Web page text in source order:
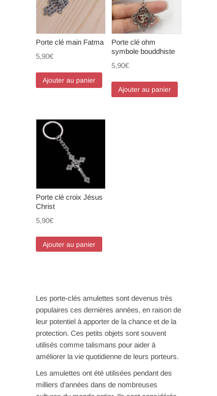
Porte clé main Fatma
5,90€
Ajouter au panier
Porte clé ohm
symbole bouddhiste
5,90€
Ajouter au panier
Porte clé croix Jésus
Christ
5,90€
Ajouter au panier
Les porte-clés amulettes sont devenus très
populaires ces dernières années, en raison de
leur potentiel à apporter de la chance et de la
protection. Ces petits objets sont souvent
utilisés comme talismans pour aider à
améliorer la vie quotidienne de leurs porteurs.
Les amulettes ont été utilisées pendant des
milliers d’années dans de nombreuses